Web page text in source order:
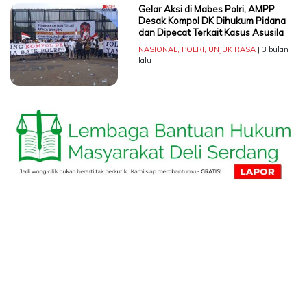
Gelar Aksi di Mabes Polri, AMPP
Desak Kompol DK Dihukum Pidana
dan Dipecat Terkait Kasus Asusila
NASIONAL, POLRI, UNJUK RASA| 3 bulan
lalu